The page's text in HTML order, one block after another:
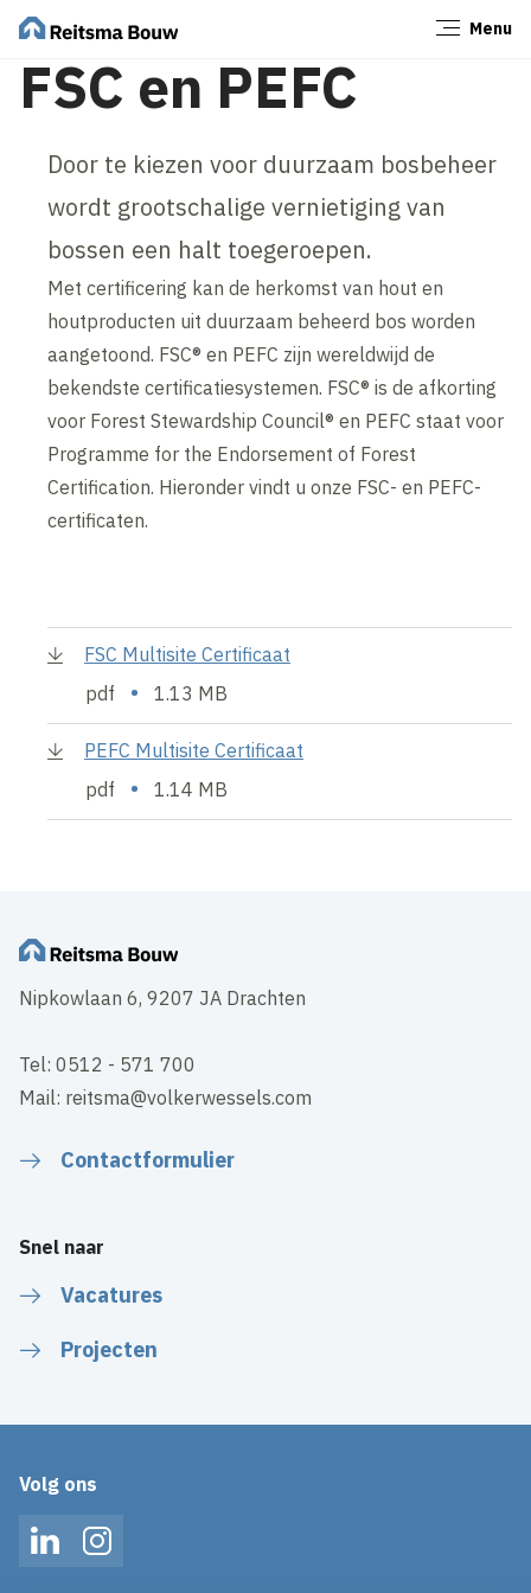
Menu
FSC en PEFC
Door te kiezen voor duurzaam bosbeheer
wordt grootschalige vernietiging van
bossen een halt toegeroepen.
Met certificering kan de herkomst van hout en
houtproducten uit duurzaam beheerd bos worden
aangetoond. FSC® en PEFC zijn wereldwijd de
bekendste certificatiesystemen. FSC® is de afkorting
voor Forest Stewardship Council® en PEFC staat voor
Programme for the Endorsement of Forest
Certification. Hieronder vindt u onze FSC- en PEFC-
certificaten.
FSC Multisite Certificaat
pdf
• 1.13 MB
PEFC Multisite Certificaat
pdf
• 1.14 MB
Nipkowlaan 6, 9207 JA Drachten
Tel: 0512 - 571 700
Mail: reitsma@volkerwessels.com
Contactformulier
Snel naar
Vacatures
Projecten
Volg ons
LinkedInInstagram
Sluiten